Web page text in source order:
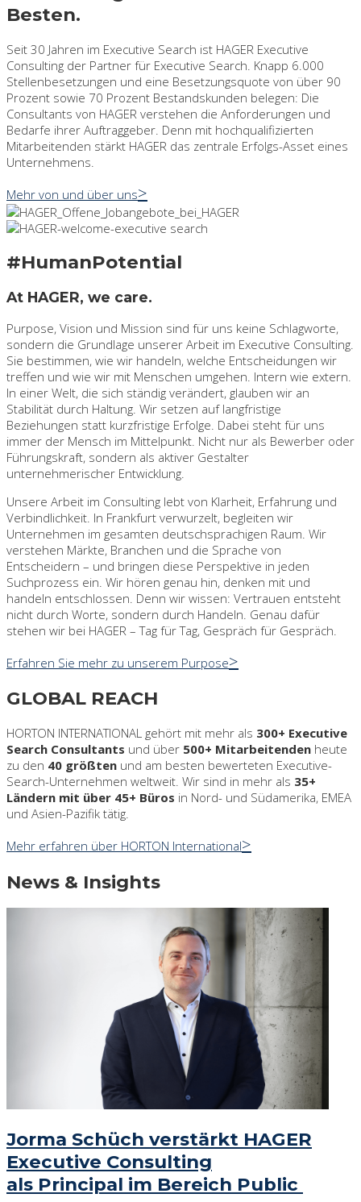
Besten.
Seit 30 Jahren im Executive Search ist HAGER Executive
Consulting der Partner für Executive Search. Knapp 6.000
Stellenbesetzungen und eine Besetzungsquote von über 90
Prozent sowie 70 Prozent Bestandskunden belegen: Die
Consultants von HAGER verstehen die Anforderungen und
Bedarfe ihrer Auftraggeber. Denn mit hochqualifizierten
Mitarbeitenden stärkt HAGER das zentrale Erfolgs-Asset eines
Unternehmens.
Mehr von und über uns
#HumanPotential
At HAGER, we care.
Purpose, Vision und Mission sind für uns keine Schlagworte,
sondern die Grundlage unserer Arbeit im Executive Consulting.
Sie bestimmen, wie wir handeln, welche Entscheidungen wir
treffen und wie wir mit Menschen umgehen. Intern wie extern.
In einer Welt, die sich ständig verändert, glauben wir an
Stabilität durch Haltung. Wir setzen auf langfristige
Beziehungen statt kurzfristige Erfolge. Dabei steht für uns
immer der Mensch im Mittelpunkt. Nicht nur als Bewerber oder
Führungskraft, sondern als aktiver Gestalter
unternehmerischer Entwicklung.
Unsere Arbeit im Consulting lebt von Klarheit, Erfahrung und
Verbindlichkeit. In Frankfurt verwurzelt, begleiten wir
Unternehmen im gesamten deutschsprachigen Raum. Wir
verstehen Märkte, Branchen und die Sprache von
Entscheidern – und bringen diese Perspektive in jeden
Suchprozess ein. Wir hören genau hin, denken mit und
handeln entschlossen. Denn wir wissen: Vertrauen entsteht
nicht durch Worte, sondern durch Handeln. Genau dafür
stehen wir bei HAGER – Tag für Tag, Gespräch für Gespräch.
Erfahren Sie mehr zu unserem Purpose
GLOBAL REACH
HORTON INTERNATIONAL gehört mit mehr als 300+ Executive
Search Consultants und über 500+ Mitarbeitenden heute
zu den 40 größten und am besten bewerteten Executive-
Search-Unternehmen weltweit. Wir sind in mehr als 35+
Ländern mit über 45+ Büros in Nord- und Südamerika, EMEA
und Asien-Pazifik tätig.
Mehr erfahren über HORTON International
News & Insights
Jorma Schüch verstärkt HAGER
Executive Consulting
als Principal im Bereich Public